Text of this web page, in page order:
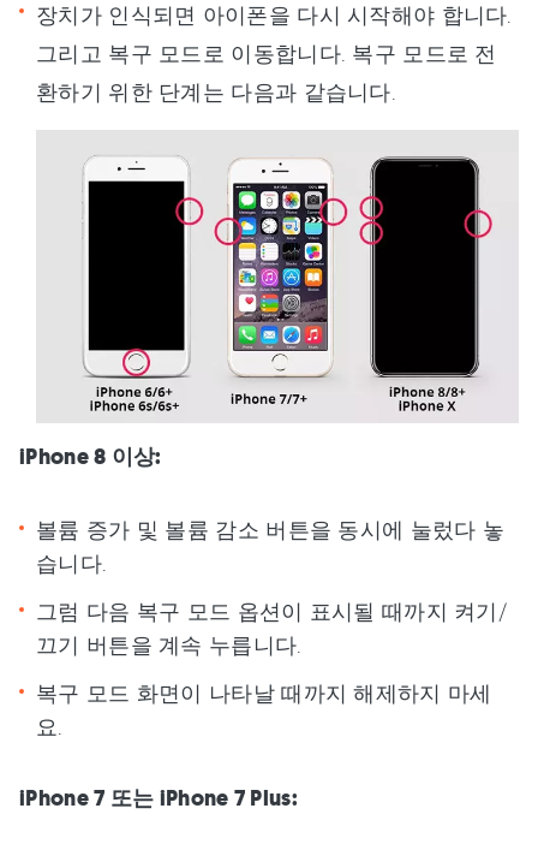
장치가 인식되면 아이폰을 다시 시작해야 합니다.
그리고 복구 모드로 이동합니다. 복구 모드로 전
환하기 위한 단계는 다음과 같습니다.
iPhone 8 이상:
볼륨 증가 및 볼륨 감소 버튼을 동시에 눌렀다 놓
습니다.
그럼 다음 복구 모드 옵션이 표시될 때까지 켜기/
끄기 버튼을 계속 누릅니다.
복구 모드 화면이 나타날 때까지 해제하지 마세
요.
iPhone 7 또는 iPhone 7 Plus: